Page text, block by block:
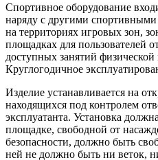
Спортивное оборудование
наряду с другими спортивными
на территориях игровых зон,
площадках для пользователей
доступных занятий
Круглогодичное
Изделие устанавливается на
находящихся под контролем
эксплуатанта. Установка
площадке, свободной от
безопасности, должно быть
ней не должно быть ни веток,